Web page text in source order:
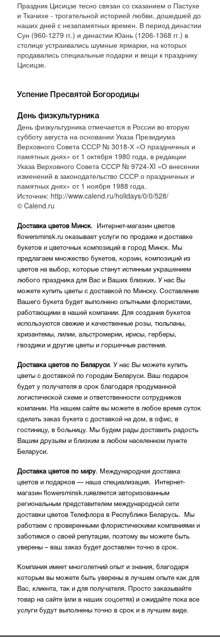
Праздник Цисицзе тесно связан со сказанием о Пастухе
и Ткачихе - трогательной историей любви, дошедшей до
наших дней с незапамятных времен. В период династии
Сун (960-1279 гг.) и династии Юань (1206-1368 гг.) в
столице устраивались шумные ярмарки, на которых
продавались специальные подарки и вещи к празднику
Цисицзе.
Успение Пресвятой Богородицы
День физкультурника
День физкультурника отмечается в России во вторую
субботу августа на основании Указа Президиума
Верховного Совета СССР № 3018-Х «О праздничных и
памятных днях» от 1 октября 1980 года, в редакции
Указа Верховного Совета СССР № 9724-XI «О внесении
изменений в законодательство СССР о праздничных и
памятных днях» от 1 ноября 1988 года.
Источник: http://www.calend.ru/holidays/0/0/528/
© Calend.ru
Доставка цветов Минск. Интернет-магазин цветов
flowersminsk.ru оказывает услуги по продаже и доставке
букетов и цветочных композиций в город Минск. Мы
предлагаем множество букетов, корзин, композиций из
цветов на выбор, которые станут истинным украшением
любого праздника для Вас и Ваших близких. У нас Вы
можете купить цветы с доставкой по Минску. Составление
Вашего букета будет выполнено опытными флористами,
работающими в нашей компании. Для создания букетов
используются свежие и качественные розы, тюльпаны,
хризантемы, лилии, альстромерии, ирисы, герберы,
гвоздики и другие цветы и горшечные растения.
Доставка цветов по Беларуси. У нас Вы можете купить
цветы с доставкой по городам Беларуси. Ваш подарок
будет у получателя в срок благодаря продуманной
логистической схеме и ответственности сотрудников
компании. На нашем сайте вы можете в любое время суток
сделать заказ букета с доставкой на дом, в офис, в
гостиницу, в больницу. Мы будем рады доставить радость
Вашим друзьям и близким в любом населенном пункте
Беларуси.
Доставка цветов по миру. Международная доставка
цветов и подарков — наша специализация. Интернет-
магазин flowersminsk.ruявляется авторизованным
региональным представителем международной сети
доставки цветов Телефлора в Республике Беларусь. Мы
работаем с проверенными флористическими компаниями и
заботимся о своей репутации, поэтому вы можете быть
уверены – ваш заказ будет доставлен точно в срок.
Компания имеет многолетний опыт и знания, благодаря
которым вы можете быть уверены в лучшем опыте как для
Вас, клиента, так и для получателя. Просто заказывайте
товар на сайте (или в наших соцсетях) и ожидайте пока все
услуги будут выполнены точно в срок и в лучшем виде.